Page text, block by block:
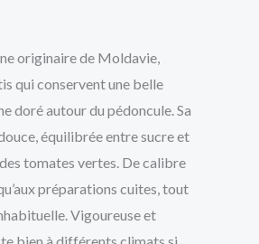
originaire de Moldavie,
qui conservent une belle
doré autour du pédoncule. Sa
équilibrée entre sucre et
tomates vertes. De calibre
préparations cuites, tout
Vigoureuse et
bien à différents climats si